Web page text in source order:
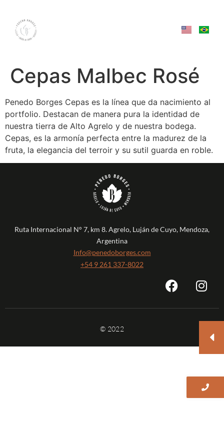
Cepas Malbec Rosé
Penedo Borges Cepas es la línea que da nacimiento al
portfolio. Destacan de manera pura la identidad de
nuestra tierra de Alto Agrelo y de nuestra bodega.
Cepas, es la armonía perfecta entre la madurez de la
fruta, la elegancia del terroir y su sutil guarda en roble.
Ruta Internacional N° 7, km 8. Agrelo, Luján de Cuyo, Mendoza,
Argentina
Info@penedoborges.com
+54 9 261 337-8022
© 2022